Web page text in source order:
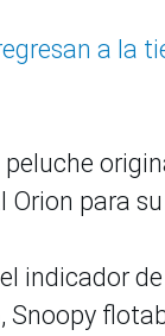
a la
para
indicador